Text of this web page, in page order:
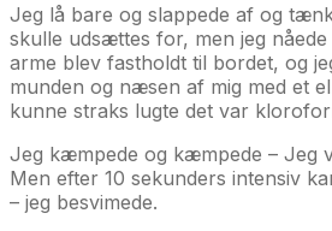
Jeg lå bare og slappede af og
skulle udsættes for, men jeg
arme blev fastholdt til bordet, og
munden og næsen af mig med et
kunne straks lugte det var
Jeg kæmpede og kæmpede – Jeg
Men efter 10 sekunders intensiv
– jeg besvimede.